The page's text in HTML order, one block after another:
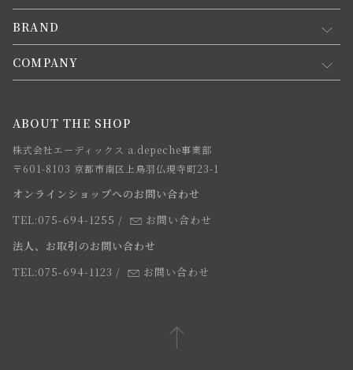
新規会員登録
会員規約について
お買い物ガイド
会員登録について
お支払方法について
お届けについて
よくあるご質問
BRAND
コンセプト
webカタログ
COMPANY
店舗一覧
求人情報
法人のお客様
スタッフ
ABOUT THE SHOP
株式会社エーディックス a.depeche事業部
〒601-8103 京都市南区上鳥羽仏現寺町23-1
オンラインショップへのお問い合わせ
TEL:075-694-1255 /
お問い合わせ
法人、お取引のお問い合わせ
TEL:075-694-1123 / お問い合わせ